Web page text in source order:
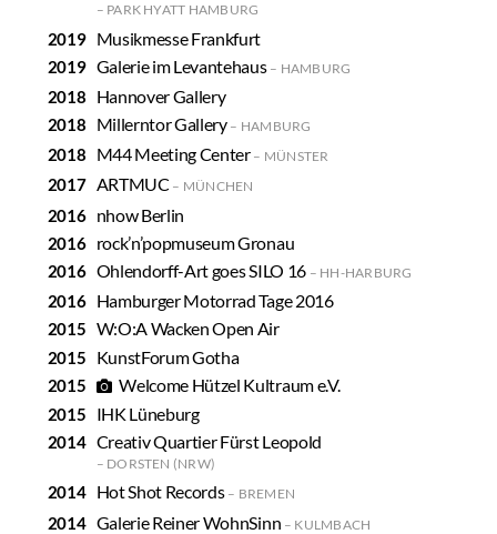
PARK HYATT HAMBURG
Musikmesse Frankfurt
Galerie im Levantehaus
HAMBURG
Hannover Gallery
Millerntor Gallery
HAMBURG
M44 Meeting Center MÜNSTER
ARTMUC MÜNCHEN
nhow Berlin
rock’n’popmuseum Gronau
Ohlendorff-Art goes SILO 16
HH-HARBURG
Hamburger Motorrad Tage 2016
W:O:A Wacken Open Air
KunstForum Gotha
Welcome Hützel Kultraum e.V.
IHK Lüneburg
Creativ Quartier Fürst Leopold
DORSTEN (NRW)
Hot Shot Records BREMEN
Galerie Reiner WohnSinn KULMBACH